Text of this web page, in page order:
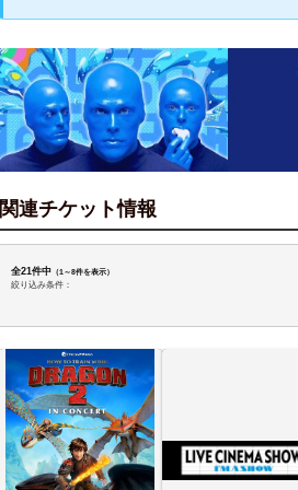
関連チケット情報
全21件中（1～8件を表示）
絞り込み条件：